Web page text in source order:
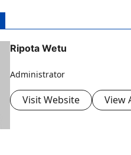
Ripota Wetu
Administrator
Visit Website View